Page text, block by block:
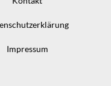
Impressum